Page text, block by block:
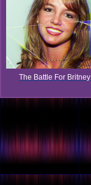
The Battle For Britney